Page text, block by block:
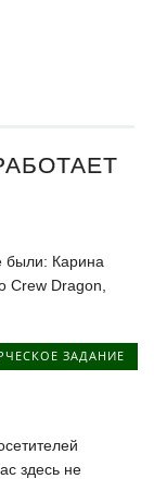
были: Карина
Crew Dragon,
ЗАДАНИЕ
здесь не